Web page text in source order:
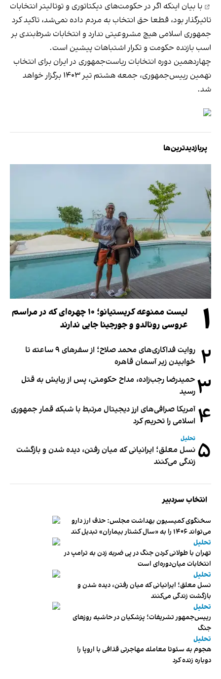
با بیان اینکه اگر در حکومت‌های دیکتاتوری و توتالیتر انتخابات
تاثیرگذار بود، قطعا حق انتخاب به مردم داده نمی‌شد، تاکید کرد
جمهوری اسلامی هیچ مشروعیتی ندارد و انتخابات شرط‌بندی بر
اسب بازنده‌ حکومت و تکرار اشتباهات پیشین است.
چهاردهمین دوره انتخابات ریاست‌جمهوری در ایران برای انتخاب
نهمین رییس‌جمهوری،
جمعه هشتم تیر ۱۴۰۳ برگزار خواهد
شد.
پربازدیدترین‌ها
۱
لیست ممنوعه کریستیانو؛ ۱۰ چهره‌ای که در مراسم
عروسی رونالدو و جورجینا جایی ندارند
۲
روایت فداکاری‌های محمد صلاح؛ از سفرهای ۹ ساعته تا
خوابیدن زیر آسمان قاهره
۳ حمیدرضا رجب‌زاده، مداح حکومتی، پس از ربایش به قتل
رسید
۴ آمریکا صرافی‌های ارز دیجیتال مرتبط با شبکه قمار جمهوری
اسلامی را تحریم کرد
۵ تحلیل
نسل معلق؛ ایرانیانی که میان رفتن، دیده شدن و بازگشت
زندگی می‌کنند
انتخاب سردبیر
سخنگوی کمیسیون بهداشت مجلس: حذف ارز دارو
می‌تواند ۱۴۰۶ را به «سال کشتار بیماران» تبدیل کند
تحلیل
تهران با طولانی کردن جنگ در پی ضربه زدن به ترامپ در
انتخابات میان‌دوره‌ای است
تحلیل
نسل معلق؛ ایرانیانی که میان رفتن، دیده شدن و
بازگشت زندگی می‌کنند
تحلیل
رییس‌جمهور تشریفات؛ پزشکیان در حاشیه روزهای
جنگ
تحلیل
هجوم به سئوتا معامله مهاجرتی قذافی با اروپا را
دوباره زنده کرد